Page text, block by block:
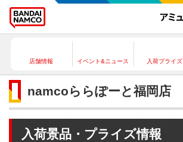
店舗情報 イベント&ニュース 入荷プライズ
namcoららぽーと福岡店
入荷景品・プライズ情報